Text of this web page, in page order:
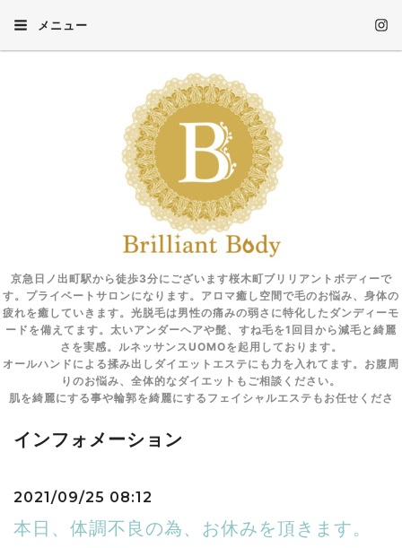
メニュー
京急日ノ出町駅から徒歩3分にございます桜木町ブリリアントボディーで
す。プライベートサロンになります。アロマ癒し空間で毛のお悩み、身体の
疲れを癒していきます。光脱毛は男性の痛みの弱さに特化したダンディーモ
ードを備えてます。太いアンダーヘアや髭、すね毛を1回目から減毛と綺麗
さを実感。ルネッサンスUOMOを起用しております。
オールハンドによる揉み出しダイエットエステにも力を入れてます。お腹周
りのお悩み、全体的なダイエットもご相談ください。
肌を綺麗にする事や輪郭を綺麗にするフェイシャルエステもお任せくださ
インフォメーション
2021/09/25 08:12
本日、体調不良の為、お休みを頂きます。